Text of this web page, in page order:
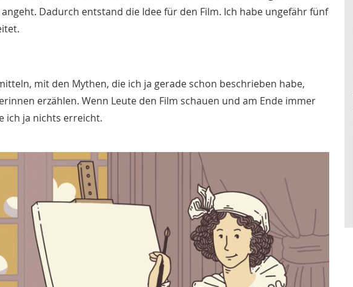
Dadurch entstand die Idee für den Film. Ich habe ungefähr fünf
mit den Mythen, die ich ja gerade schon beschrieben habe,
erzählen. Wenn Leute den Film schauen und am Ende immer
ich ja nichts erreicht.